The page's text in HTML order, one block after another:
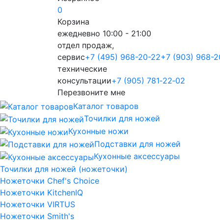
0
Корзина
ежедневно 10:00 - 21:00
отдел продаж,
сервис+7 (495) 968-20-22+7 (903) 968-
технические
консультации+7 (905) 781‑22‑02
Перезвоните мне
Каталог товаров
Точилки для ножей
Кухонные ножи
Подставки для ножей
Кухонные аксессуары
Точилки для ножей (ножеточки)
Ножеточки Chef's Choice
Ножеточки KitchenIQ
Ножеточки VIRTUS
Ножеточки Smith's